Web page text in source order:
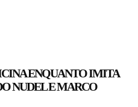
ENQUANTO IMITA
NUDEL E MARCO